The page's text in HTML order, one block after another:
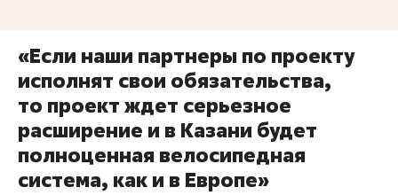
«Если наши партнеры по проекту
исполнят свои обязательства,
то проект ждет серьезное
расширение и в Казани будет
полноценная велосипедная
система, как и в Европе»